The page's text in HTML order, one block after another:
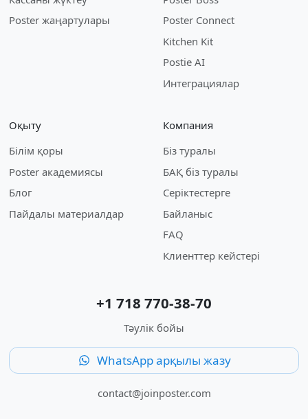
Poster жаңартулары
Poster Connect
Kitchen Kit
Postie AI
Интеграциялар
Оқыту
Білім қоры
Poster академиясы
Блог
Пайдалы материалдар
Компания
Біз туралы
БАҚ біз туралы
Серіктестерге
Байланыс
FAQ
Клиенттер кейстері
+1 718 770-38-70
Тәулік бойы
WhatsApp арқылы жазу
contact@joinposter.com